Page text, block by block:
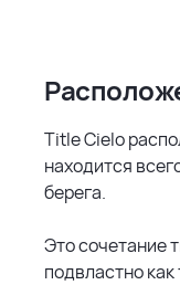
Title Cielo
находится
берега.
Это сочетание
подвластно